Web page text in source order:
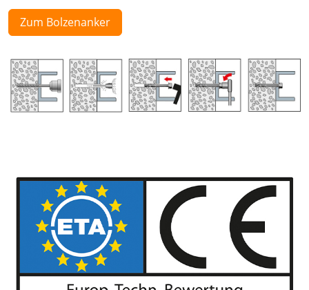
Zum Bolzenanker